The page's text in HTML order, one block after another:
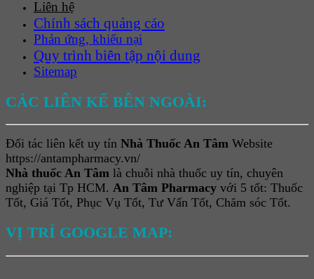
Liên hệ
Chính sách quảng cáo
Phản ứng, khiếu nại
Quy trình biên tập nội dung
Sitemap
CÁC LIÊN KẾ BÊN NGOÀI:
Đối tác liên kết uy tín Nhà Thuốc An Tâm Website
https://antampharmacy.vn/
Nhà thuốc An Tâm là chuỗi nhà thuốc uy tín, chuyên
nghiệp tại Tp HCM. An Tâm Pharmacy với 5 tốt: Thuốc
Tốt, Giá Tốt, Phục Vụ Tốt, Tư Vấn Tốt, Chăm sóc Tốt.
VỊ TRÍ GOOGLE MAP: